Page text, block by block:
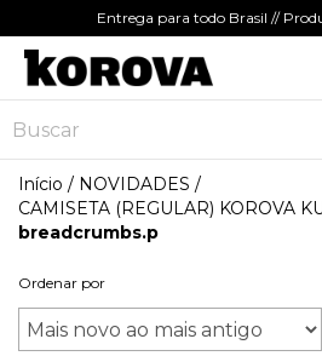
Entrega para todo Brasil //
Início / NOVIDADES /
CAMISETA (REGULAR) KOROVA
breadcrumbs.p
Ordenar por